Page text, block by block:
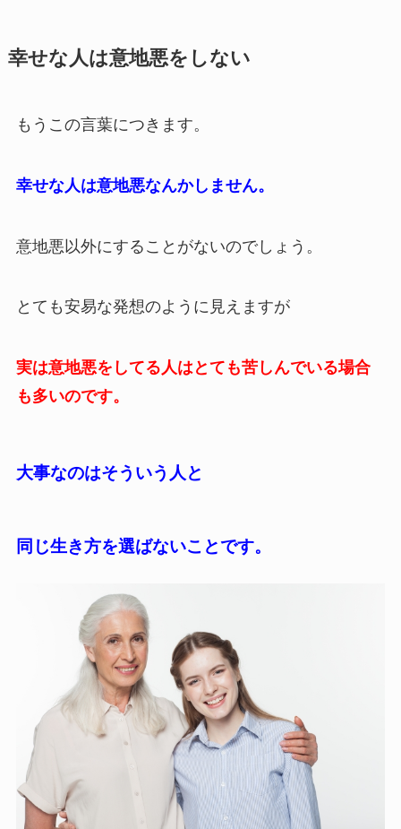
幸せな人は意地悪をしない
もうこの言葉につきます。
幸せな人は意地悪なんかしません。
意地悪以外にすることがないのでしょう。
とても安易な発想のように見えますが
実は意地悪をしてる人はとても苦しんでいる場合
も多いのです。
大事なのはそういう人と
同じ生き方を選ばないことです。